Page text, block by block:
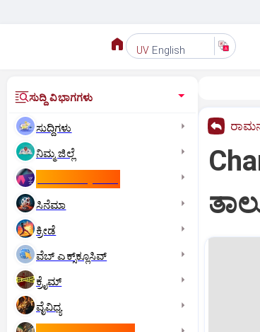
UV English
ಸುದ್ದಿ ವಿಭಾಗಗಳು
ಸುದ್ದಿಗಳು
ನಿಮ್ಮ ಜಿಲ್ಲೆ
ಸಿನೆಮಾ
ಕ್ರೀಡೆ
ವೆಬ್ ಎಕ್ಸ್‌ಕ್ಲೂಸಿವ್
ಕ್ರೈಮ್
ವೈವಿಧ್ಯ